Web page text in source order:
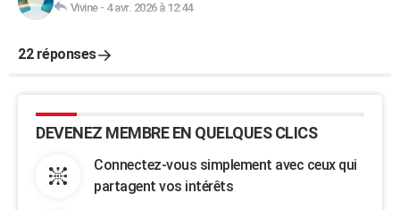
Vivine- 4 avr. 2026 à 12:44
22 réponses
DEVENEZ MEMBRE EN QUELQUES CLICS
Connectez-vous simplement avec ceux qui
partagent vos intérêts